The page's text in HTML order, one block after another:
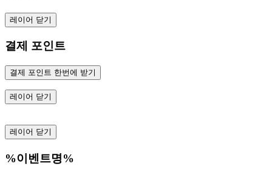
레이어 닫기
결제 포인트
결제 포인트 한번에 받기
레이어 닫기
레이어 닫기
%이벤트명%